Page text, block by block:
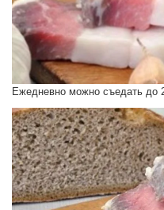
Ежедневно можно съедать до